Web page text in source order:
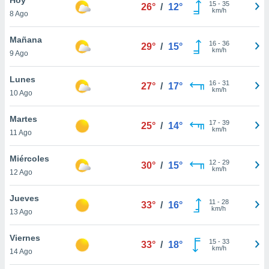
y
en
más
de
8 Ago
26° / 12° 15- 35
km/h
Mañana
9 Ago
29° / 15° 16- 36
km/h
Lunes
10 Ago
27° / 17° 16- 31
km/h
Martes
11 Ago
25° / 14° 17- 39
km/h
Miércoles
12 Ago
30° / 15° 12- 29
km/h
Jueves
13 Ago
33° / 16° 11 - 28
km/h
Viernes
14 Ago
33° / 18° 15- 33
km/h